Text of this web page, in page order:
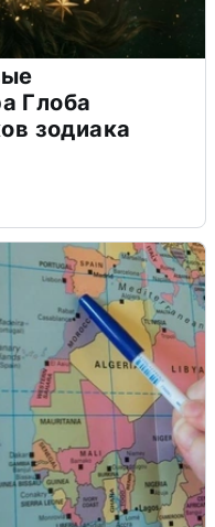
Глоба
зодиака